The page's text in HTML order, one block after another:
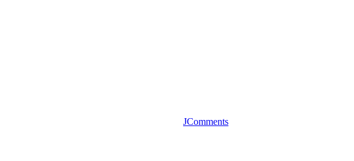
JComments